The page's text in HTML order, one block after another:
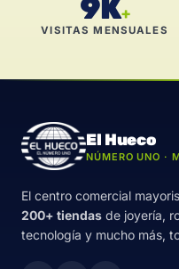
9K+
VISITAS MENSUALES
El Hueco
NÚMERO UNO ·
El centro comercial
200+ tiendas de joyería,
tecnología y mucho más,